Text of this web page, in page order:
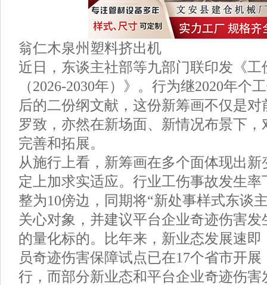
翁仁木泉州塑料挤出机
近日，东谈主社部等九部门联印发《
（2026-2030年）》。行为继2020年个
后的二份纲文献，这份新筹画不仅是
罗致，亦然在新场面、新情况布景下
完善和拓展。
从施行上看，新筹画在多个面体现出
定上加求实适应。行业工伤事故发生率
整为10傍边，同期将“新处事样式东谈
关心对象，并建议平台企业奇迹伤害发
的量化标的。比年来，新业态发展速
员奇迹伤害保障试点已在17个省市开
行，而部分新业态和平台企业奇迹伤